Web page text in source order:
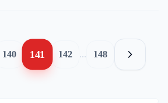
140 141 142 ... 148